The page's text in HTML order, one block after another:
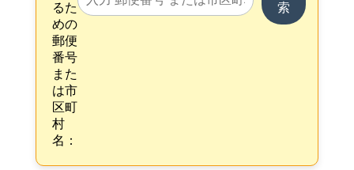
るた
めの
郵便
番号
また
は市
区町
村
名：
索